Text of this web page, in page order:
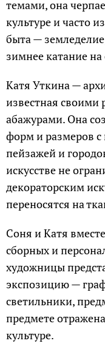
темами, она
культуре и часто
быта —
зимнее катание на
Катя Уткина —
известная
абажурами. Она
форм и размеров
пейзажей и
искусстве не
декораторским
переносятся на
Соня и Катя
сборных и
художницы
экспозицию —
светильники,
предмете
культуре.